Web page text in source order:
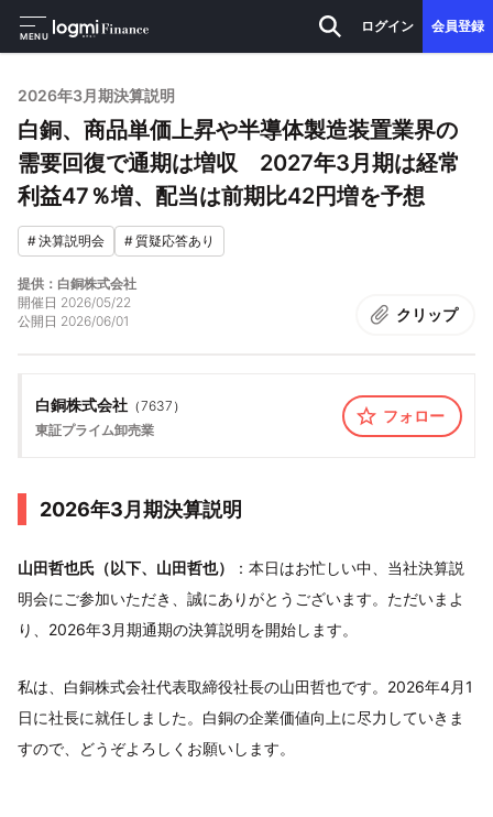
MENU
ログイン 会員登録
2026年3月期決算説明
白銅、商品単価上昇や半導体製造装置業界の
需要回復で通期は増収 2027年3月期は経常
利益47％増、配当は前期比42円増を予想
#決算説明会 #質疑応答あり
提供：白銅株式会社
開催日 2026/05/22
公開日 2026/06/01 クリップ
白銅株式会社 （7637 ）
東証プライム卸売業
フォロー
2026年3月期決算説明
山田哲也氏（以下、山田哲也）
：本日はお忙しい中、当社決算説
明会にご参加いただき、誠にありがとうございます。ただいまよ
り、2026年3月期通期の決算説明を開始します。
私は、白銅株式会社代表取締役社長の山田哲也です。2026年4月1
日に社長に就任しました。白銅の企業価値向上に尽力していきま
すので、どうぞよろしくお願いします。